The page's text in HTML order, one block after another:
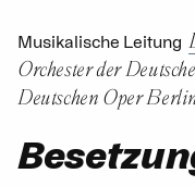
Musikalische Leitung
Orchester der
Deutschen Oper